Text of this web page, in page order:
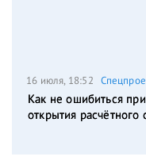
16 июля, 18:52
Как не ошибиться
открытия